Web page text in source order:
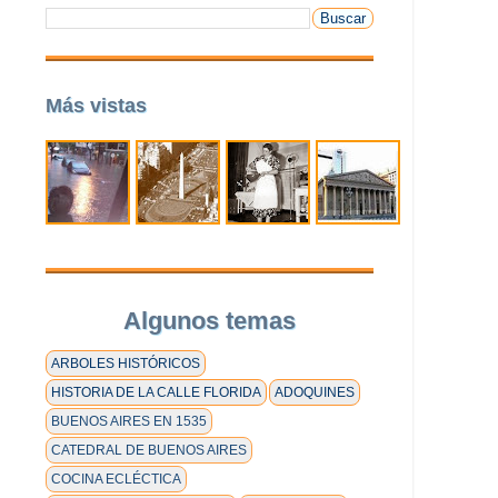
Más vistas
Algunos temas
ARBOLES HISTÓRICOS
HISTORIA DE LA CALLE FLORIDA
ADOQUINES
BUENOS AIRES EN 1535
CATEDRAL DE BUENOS AIRES
COCINA ECLÉCTICA